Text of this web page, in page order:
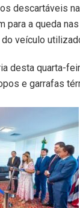
descartáveis
para a queda
veículo
desta quarta-
e garrafas